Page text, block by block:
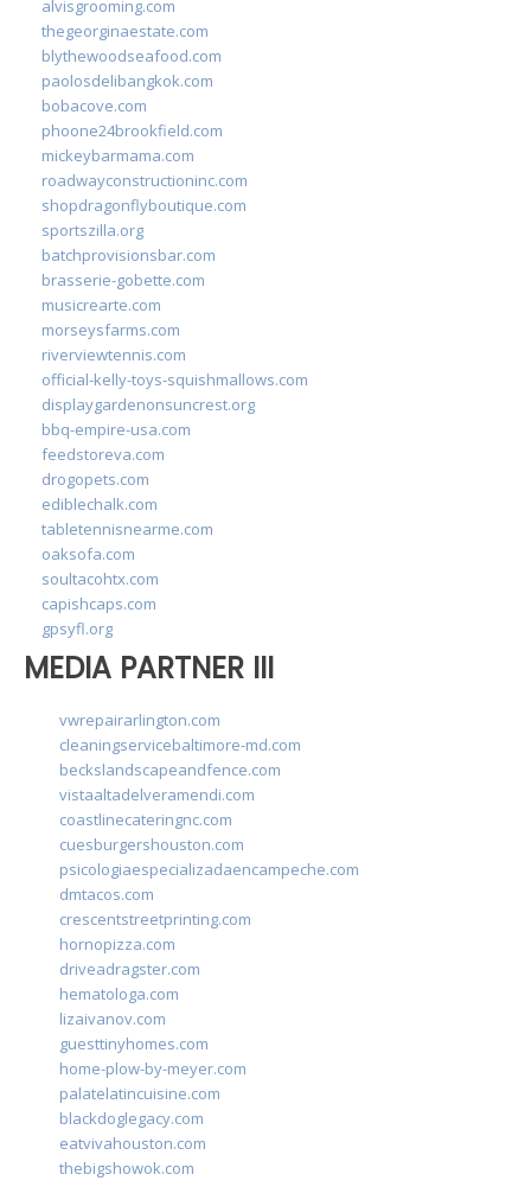
alvisgrooming.com
thegeorginaestate.com
blythewoodseafood.com
paolosdelibangkok.com
bobacove.com
phoone24brookfield.com
mickeybarmama.com
roadwayconstructioninc.com
shopdragonflyboutique.com
sportszilla.org
batchprovisionsbar.com
brasserie-gobette.com
musicrearte.com
morseysfarms.com
riverviewtennis.com
official-kelly-toys-squishmallows.com
displaygardenonsuncrest.org
bbq-empire-usa.com
feedstoreva.com
drogopets.com
ediblechalk.com
tabletennisnearme.com
oaksofa.com
soultacohtx.com
capishcaps.com
gpsyfl.org
MEDIA PARTNER III
vwrepairarlington.com
cleaningservicebaltimore-md.com
beckslandscapeandfence.com
vistaaltadelveramendi.com
coastlinecateringnc.com
cuesburgershouston.com
psicologiaespecializadaencampeche.com
dmtacos.com
crescentstreetprinting.com
hornopizza.com
driveadragster.com
hematologa.com
lizaivanov.com
guesttinyhomes.com
home-plow-by-meyer.com
palatelatincuisine.com
blackdoglegacy.com
eatvivahouston.com
thebigshowok.com